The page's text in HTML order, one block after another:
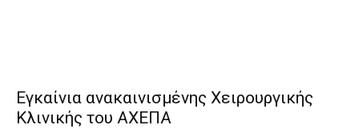
Εγκαίνια ανακαινισμένης Χειρουργικής
Κλινικής του ΑΧΕΠΑ